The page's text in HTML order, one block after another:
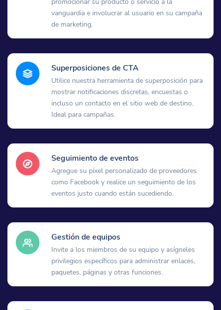
promocionar su producto o servicio a la
vanguardia e involucrar al usuario en su campaña
de marketing.
Superposiciones de CTA
Utilice nuestra herramienta de superposición para
mostrar notificaciones discretas, encuestas o
incluso un contacto en el sitio web de destino.
Ideal para campañas.
Seguimiento de eventos
Agregue su píxel personalizado de proveedores
como Facebook y realice un seguimiento de los
eventos justo cuando están sucediendo.
Gestión de equipos
Invite a los miembros de su equipo y asígneles
privilegios específicos para administrar enlaces,
paquetes, páginas y otras funciones.